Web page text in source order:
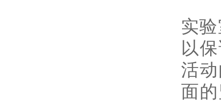
实
以
活
面